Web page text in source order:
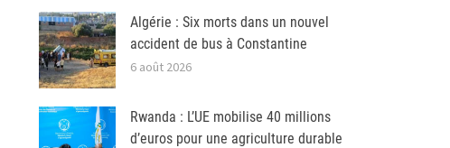
Algérie : Six morts dans un nouvel
accident de bus à Constantine
6 août 2026
Rwanda : L’UE mobilise 40 millions
d’euros pour une agriculture durable